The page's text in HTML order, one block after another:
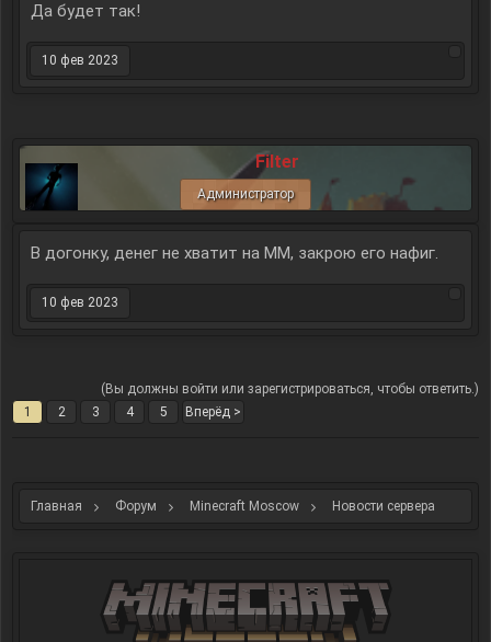
Да будет так!
10 фев 2023
Filter
Администратор
В догонку, денег не хватит на ММ, закрою его нафиг.
10 фев 2023
(Вы должны войти или зарегистрироваться, чтобы ответить.)
1
2 3 4 5 Вперёд >
Главная Форум Minecraft Moscow Новости сервера